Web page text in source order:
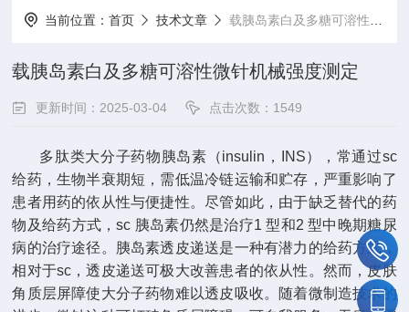
当前位置：首页 技术文章 载胰岛素白及多糖可溶性微针机械强度测定
载胰岛素白及多糖可溶性微针机械强度测定
更新时间：2025-03-04 点击次数：1549
多肽类大分子药物胰岛素（insulin，INS），常通过sc
给药，生物半衰期短，需低温冷链运输和贮存，严重影响了
患者用药的依从性与便捷性。尽管如此，由于缺乏替代的药
物及给药方式，sc 胰岛素仍然是治疗1 型和2 型中晚期糖尿
病的治疗途径。胰岛素透皮递送是一种有潜力的给药方式，
相对于sc，透皮递送可极大改善患者的依从性。然而，皮肤
角质层屏障使大分子药物难以透皮吸收。随着微制造技术的